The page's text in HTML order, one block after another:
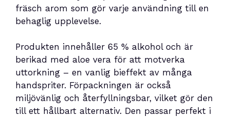
fräsch arom som gör varje användning till en
behaglig upplevelse.
Produkten innehåller 65 % alkohol och är
berikad med aloe vera för att motverka
uttorkning – en vanlig bieffekt av många
handspriter. Förpackningen är också
miljövänlig och återfyllningsbar, vilket gör den
till ett hållbart alternativ. Den passar perfekt i